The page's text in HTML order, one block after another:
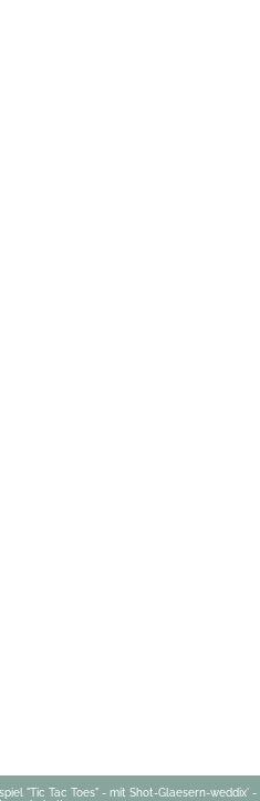
"Tic Tac Toes" - mit Shot-Glaesern-weddix' -